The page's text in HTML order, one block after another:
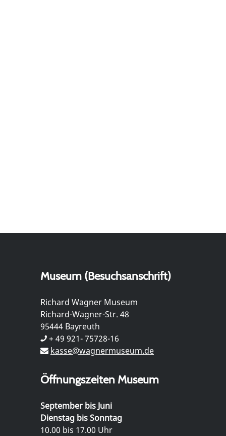
Museum (Besuchsanschrift)
Richard Wagner Museum
Richard-Wagner-Str. 48
95444 Bayreuth
+ 49 921- 75728-16
kasse@wagnermuseum.de
Öffnungszeiten Museum
September bis Juni
Dienstag bis Sonntag
10.00 bis 17.00 Uhr